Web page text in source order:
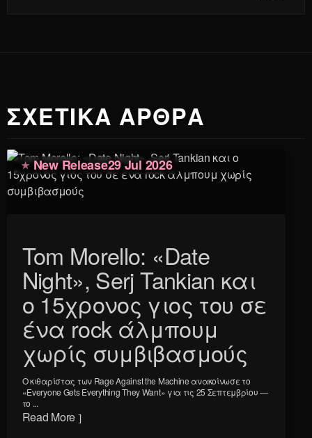
ΣΧΕΤΙΚΑ ΑΡΘΡΑ
New Release29 Jul 2026
Tom Morello: «Date
Night», Serj Tankian και
ο 15χρονος γιος του σε
ένα rock άλμπουμ
χωρίς συμβιβασμούς
Ο κιθαρίστας των Rage Against the Machine ανακοίνωσε το
«Everyone Gets Everything They Want» για τις 25 Σεπτεμβρίου —
το ...
Read More